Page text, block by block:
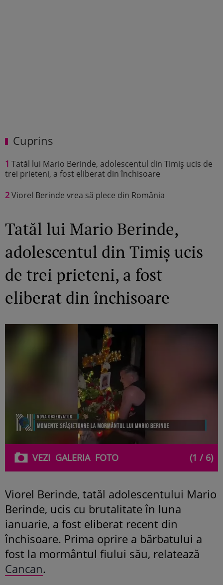
Cuprins
1 Tatăl lui Mario Berinde, adolescentul din Timiș ucis de
trei prieteni, a fost eliberat din închisoare
2Viorel Berinde vrea să plece din România
Tatăl lui Mario Berinde,
adolescentul din Timiș ucis
de trei prieteni, a fost
eliberat din închisoare
VEZI GALERIAFOTO (1 / 6)
Viorel Berinde, tatăl adolescentului Mario
Berinde, ucis cu brutalitate în luna
ianuarie, a fost eliberat recent din
închisoare. Prima oprire a bărbatului a
fost la mormântul fiului său, relatează
Cancan.